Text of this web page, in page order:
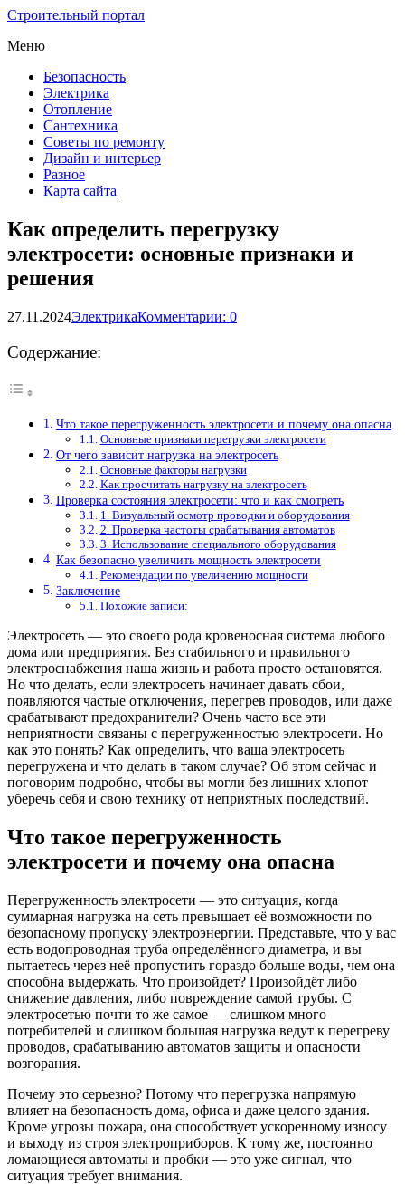
Строительный портал
Меню
Безопасность
Электрика
Отопление
Сантехника
Советы по ремонту
Дизайн и интерьер
Разное
Карта сайта
Как определить перегрузку
электросети: основные признаки и
решения
27.11.2024ЭлектрикаКомментарии: 0
Содержание:
Что такое перегруженность электросети и почему она опасна
Основные признаки перегрузки электросети
От чего зависит нагрузка на электросеть
Основные факторы нагрузки
Как просчитать нагрузку на электросеть
Проверка состояния электросети: что и как смотреть
1. Визуальный осмотр проводки и оборудования
2. Проверка частоты срабатывания автоматов
3. Использование специального оборудования
Как безопасно увеличить мощность электросети
Рекомендации по увеличению мощности
Заключение
Похожие записи:
Электросеть — это своего рода кровеносная система любого
дома или предприятия. Без стабильного и правильного
электроснабжения наша жизнь и работа просто остановятся.
Но что делать, если электросеть начинает давать сбои,
появляются частые отключения, перегрев проводов, или даже
срабатывают предохранители? Очень часто все эти
неприятности связаны с перегруженностью электросети. Но
как это понять? Как определить, что ваша электросеть
перегружена и что делать в таком случае? Об этом сейчас и
поговорим подробно, чтобы вы могли без лишних хлопот
уберечь себя и свою технику от неприятных последствий.
Что такое перегруженность
электросети и почему она опасна
Перегруженность электросети — это ситуация, когда
суммарная нагрузка на сеть превышает её возможности по
безопасному пропуску электроэнергии. Представьте, что у вас
есть водопроводная труба определённого диаметра, и вы
пытаетесь через неё пропустить гораздо больше воды, чем она
способна выдержать. Что произойдет? Произойдёт либо
снижение давления, либо повреждение самой трубы. С
электросетью почти то же самое — слишком много
потребителей и слишком большая нагрузка ведут к перегреву
проводов, срабатыванию автоматов защиты и опасности
возгорания.
Почему это серьезно? Потому что перегрузка напрямую
влияет на безопасность дома, офиса и даже целого здания.
Кроме угрозы пожара, она способствует ускоренному износу
и выходу из строя электроприборов. К тому же, постоянно
ломающиеся автоматы и пробки — это уже сигнал, что
ситуация требует внимания.